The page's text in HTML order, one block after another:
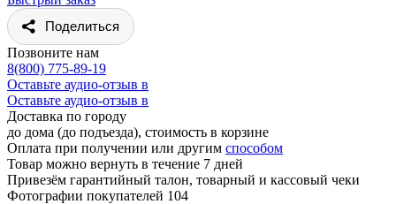
Поделиться
Позвоните нам
8(800) 775-89-19
Оставьте аудио-отзыв в
Оставьте аудио-отзыв в
Доставка по городу
до дома (до подъезда), стоимость в корзине
Оплата при получении или другим способом
Товар можно вернуть в течение 7 дней
Привезём гарантийный талон, товарный и кассовый чеки
Фотографии покупателей 104